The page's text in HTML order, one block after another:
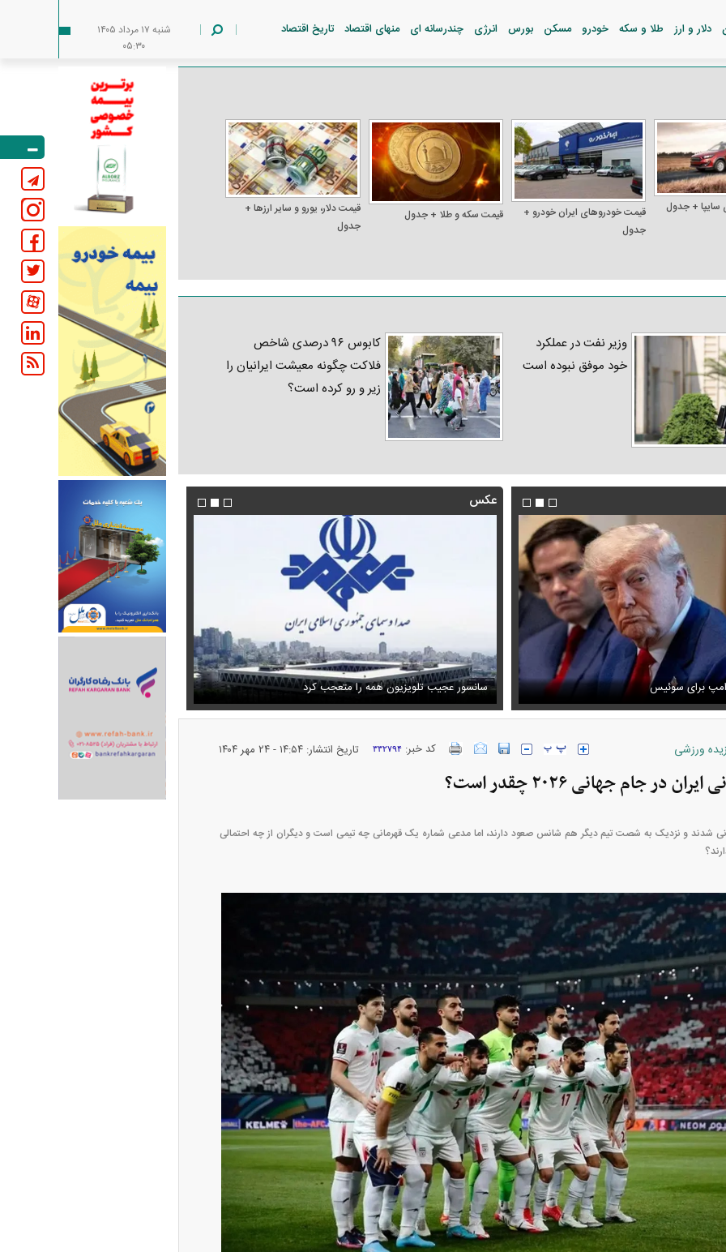
دلار و ارز طلا و سکه خودرو مسکن بورس انرژی چندرسانه ای منهای اقتصاد تاریخ اقتصاد
شنبه ۱۷ مرداد ۱۴۰۵
۰۵:۳۰
+ جدول
قیمت خودرو‌های ایران خودرو +
جدول
قیمت سکه و طلا + جدول
قیمت دلار، یورو و سایر ارز‌ها +
جدول
وزیر نفت در عملکرد
خود موفق نبوده است
کابوس ۹۶ درصدی شاخص
فلاکت چگونه معیشت ایرانیان را
زیر و رو کرده است؟
برای سوئیس
فیلم/ توصیه رهبر شهید درباره احتمال اسارت مجتبی و مصطفی
خامنه ای
فیلم/پزشکیان:از قالیباف خواهش کردیم که رئیس
شود
عکس
نوه ناصرالدین شاه در لباس دامادی سانسور عجیب تلویزیون همه را متعجب کرد استایل جدید صابر ابر در فضای مجازی
ورزشی کد خبر:۳۳۲۷۹۴ تاریخ انتشار: ۱۴:۵۴ - ۲۴ مهر ۱۴۰۴
در جام جهانی ۲۰۲۶ چقدر است؟
شدند و نزدیک به شصت تیم دیگر هم شانس صعود دارند، اما مدعی شماره یک قهرمانی چه تیمی است و دیگران از چه احتمالی
مسکن؛ فنر
شده
کارنامه مردود محسن پاک‌ نژاد؛ از افت شدید
درآمد ارزی تا بازی با عزل و نصب‌ها
پیش‌بینی بورس امروز دوشنبه ۱۲ مرداد ماه
۱۴۰۵
شد/ اولین
سیاسی + جدول
هجوم خودروسازان چینی به اروپا؛ آیا
کارخانه‌های بحران‌زده نجات پیدا می‌کنند؟
واردات خودرو از منطقه آزاد تهران؛ مناظره
داغی که بازار خودرو را تحت تأثیر قرار داد